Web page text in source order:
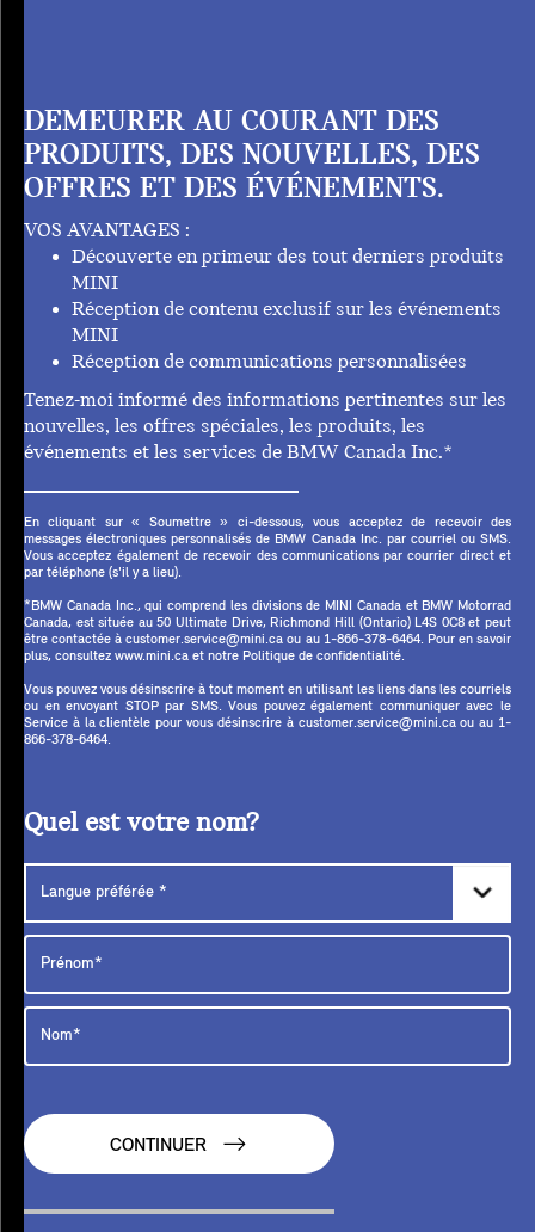
DEMEURER AU COURANT DES
PRODUITS, DES NOUVELLES, DES
OFFRES ET DES ÉVÉNEMENTS.
VOS AVANTAGES :
Découverte en primeur des tout derniers produits
MINI
Réception de contenu exclusif sur les événements
MINI
Réception de communications personnalisées
Tenez-moi informé des informations pertinentes sur les
nouvelles, les offres spéciales, les produits, les
événements et les services de BMW Canada Inc.*
En cliquant sur « Soumettre » ci-dessous, vous acceptez de recevoir des
messages électroniques personnalisés de BMW Canada Inc. par courriel ou SMS.
Vous acceptez également de recevoir des communications par courrier direct et
par téléphone (s'il y a lieu).
*BMW Canada Inc., qui comprend les divisions de MINI Canada et BMW Motorrad
Canada, est située au 50 Ultimate Drive, Richmond Hill (Ontario) L4S 0C8 et peut
être contactée à customer.service@mini.ca ou au 1-866-378-6464. Pour en savoir
plus, consultez www.mini.ca et notre Politique de confidentialité.
Vous pouvez vous désinscrire à tout moment en utilisant les liens dans les courriels
ou en envoyant STOP par SMS. Vous pouvez également communiquer avec le
Service à la clientèle pour vous désinscrire à customer.service@mini.ca ou au 1-
866-378-6464.
Quel est votre nom?
CONTINUER